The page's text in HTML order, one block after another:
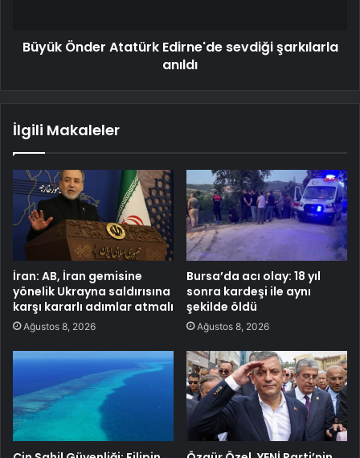
Büyük Önder Atatürk Edirne'de sevdiği şarkılarla
anıldı
İlgili Makaleler
İran: AB, İran gemisine
yönelik Ukrayna saldırısına
karşı kararlı adımlar atmalı
Ağustos 8, 2026
Bursa’da acı olay: 18 yıl
sonra kardeşi ile aynı
şekilde öldü
Ağustos 8, 2026